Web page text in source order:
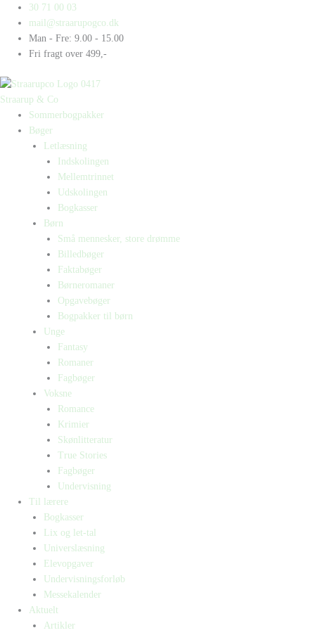
indholdet
30 71 00 03
mail@straarupogco.dk
Man - Fre: 9.00 - 15.00
Fri fragt over 499,-
Straarup & Co
Sommerbogpakker
Bøger
Letlæsning
Indskolingen
Mellemtrinnet
Udskolingen
Bogkasser
Børn
Små mennesker, store drømme
Billedbøger
Faktabøger
Børneromaner
Opgavebøger
Bogpakker til børn
Unge
Fantasy
Romaner
Fagbøger
Voksne
Romance
Krimier
Skønlitteratur
True Stories
Fagbøger
Undervisning
Til lærere
Bogkasser
Lix og let-tal
Universlæsning
Elevopgaver
Undervisningsforløb
Messekalender
Aktuelt
Artikler
Products
search
Products
search
Regnbuer